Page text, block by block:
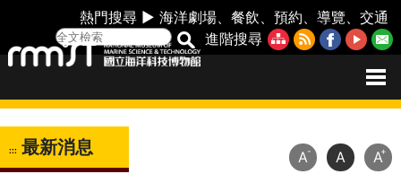
熱門搜尋 ►海洋劇場 、餐飲 、預約 、導覽 、交通
進階搜尋
::: 最新消息 A- A A+